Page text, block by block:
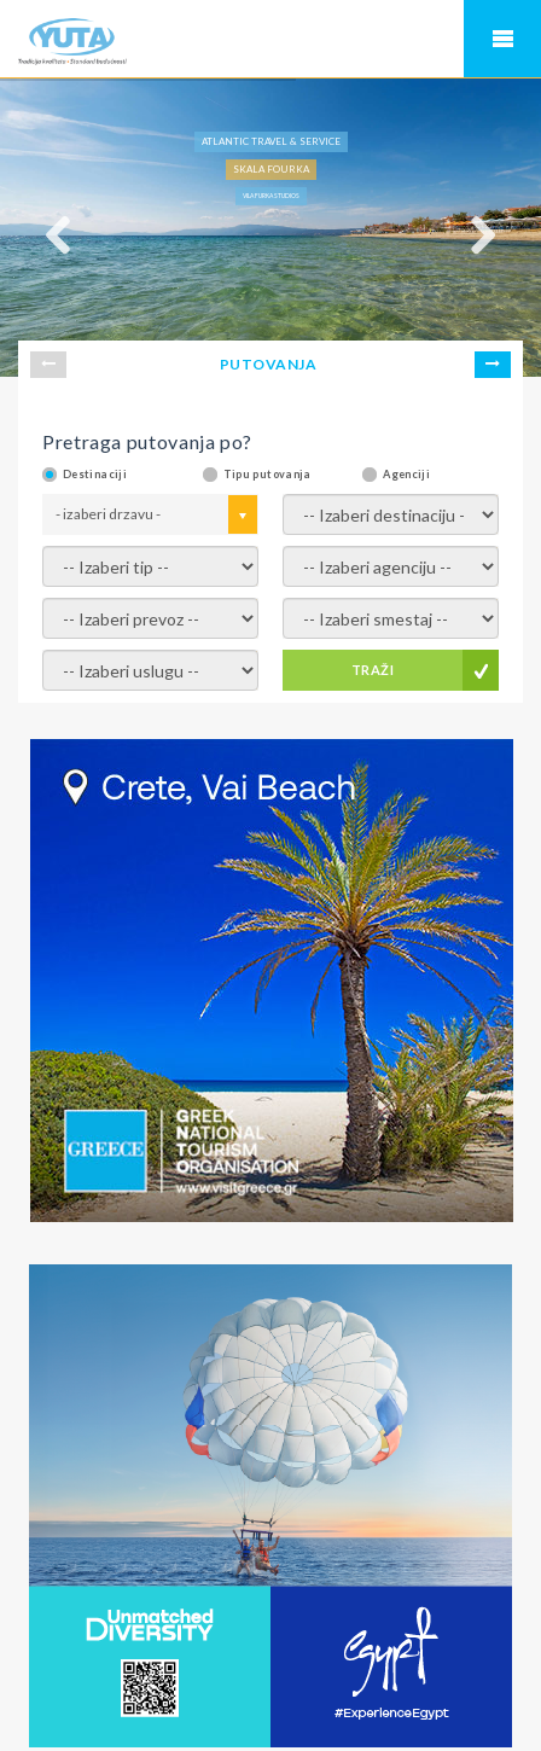
ATLANTIC TRAVEL & SERVICE
SKALA FOURKA
VILA FURKA STUDIOS
PUTOVANJA
Pretraga putovanja po?
Destinaciji Tipu putovanja Agenciji
- izaberi drzavu - - izaberi destinaciju -
- izaberi tip - - izaberi agenciju -
- izaberi prevoz - - Izaberite smestaj -
- Izaberite uslugu - TRAŽI